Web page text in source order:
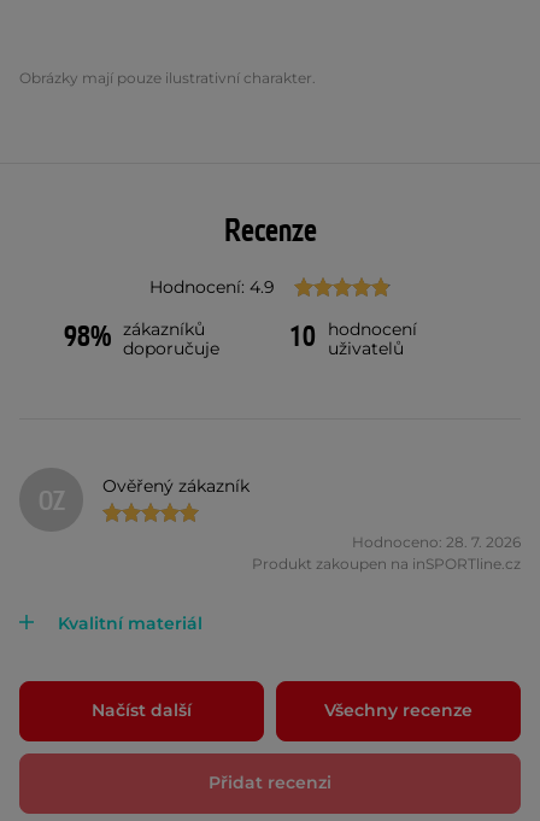
Obrázky mají pouze ilustrativní charakter.
Recenze
Hodnocení: 4.9
98% zákazníků
doporučuje
10
hodnocení
uživatelů
OZ Ověřený zákazník
Hodnoceno: 28. 7. 2026
Produkt zakoupen na inSPORTline.cz
Kvalitní materiál
Načíst další Všechny recenze
Přidat recenzi